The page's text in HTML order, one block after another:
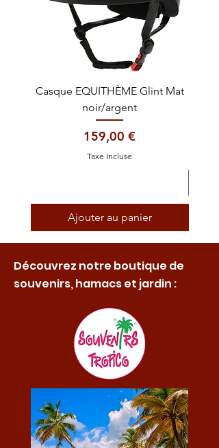
Casque EQUITHÈME Glint Mat
noir/argent
Prix
159,00 €
Taxe Incluse
Ajouter au panier
Découvrez notre boutique de
souvenirs, hamacs et jardin :